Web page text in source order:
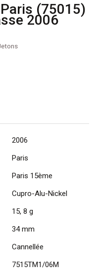
(75015)
2006
2006
Paris
Paris 15ème
Cupro-Alu-Nickel
15, 8 g
34 mm
Cannellée
7515TM1/06M